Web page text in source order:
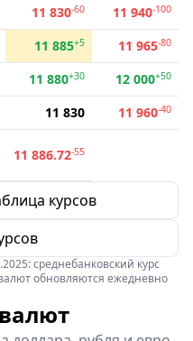
11 830-60 11 940-100
11 885+5 11 965-80
11 880+30 12 000+50
11 830 11 960-40
11 886.72-55
курсов
среднебанковский курс
обновляются ежедневно